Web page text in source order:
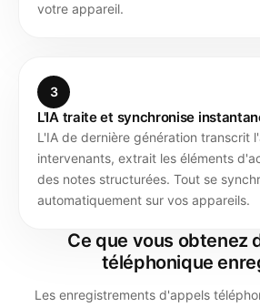
votre appareil.
3
L'IA traite et synchronise
L'IA de dernière génération transcrit
intervenants, extrait les éléments
des notes structurées. Tout se
automatiquement sur vos appareils.
Ce que vous obtenez
téléphonique
Les enregistrements d'appels